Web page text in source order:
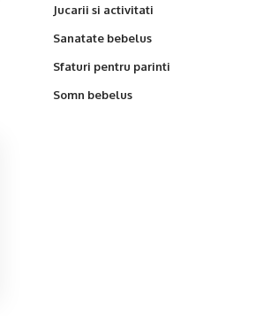
Jucarii si activitati
Sanatate bebelus
Sfaturi pentru parinti
Somn bebelus